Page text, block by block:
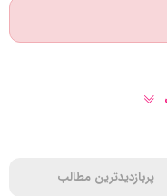
پربازدیدترین مطالب